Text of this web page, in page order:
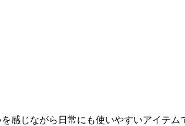
感じながら日常にも使いやすいアイテム